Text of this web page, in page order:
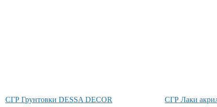
СГР Грунтовки DESSA DECOR СГР Лаки